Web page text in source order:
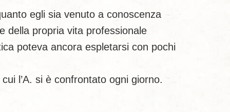
egli sia venuto a conoscenza
della propria vita professionale
poteva ancora espletarsi con pochi
l’A. si è confrontato ogni giorno.